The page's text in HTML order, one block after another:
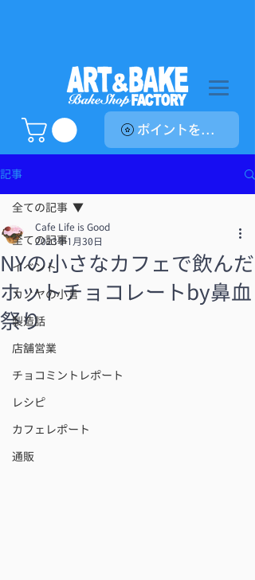
ポイントを表示
記事
全ての記事
イベント
カノヤの小言
製造話
店舗営業
チョコミントレポート
レシピ
カフェレポート
通販
全ての記事
NYの小さなカフェで飲んだ
ホットチョコレートby鼻血
祭り
Cafe Life is Good
2023年1月30日